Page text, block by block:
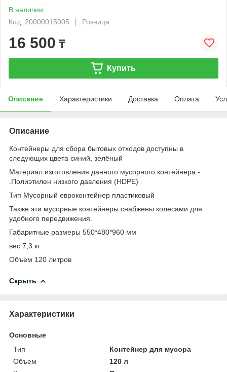
В наличии
Код: 20000015005
Розница
16 500 ₸
Купить
Описание Характеристики Доставка Оплата
Описание
Контейнеры для сбора бытовых отходов доступны в
следующих цвета синий, зелёный
Материал изготовления данного мусорного контейнера -
.Полиэтилен низкого давления (HDPE)
Тип Мусорный евроконтейнер пластиковый
Также эти мусорные контейнеры снабжены колесами для
удобного передвижения.
Габаритные размеры 550*480*960 мм
вес 7,3 кг
Объем 120 литров
Скрыть
Характеристики
Основные
Тип
Контейнер для мусора
Объем
120 л